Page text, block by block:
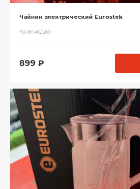
Чайник электрический Eurostek
Краснодар
899 ₽